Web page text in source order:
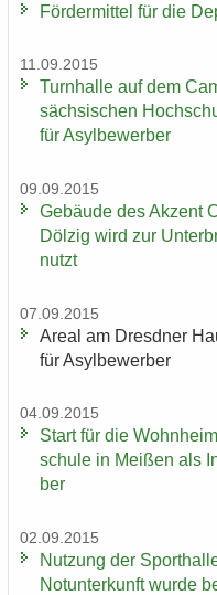
För­der­mit­tel für die
11.09.2015
Turn­hal­le auf dem
säch­si­schen
für Asyl­be­wer­ber
09.09.2015
Ge­bäu­de des Ak­zent
Döl­zig wird zur
nutzt
07.09.2015
Areal am Dresd­ner
für Asyl­be­wer­ber
04.09.2015
Start für die
schu­le in Mei­ßen als
ber
02.09.2015
Nut­zung der
Notunterkunft wurde